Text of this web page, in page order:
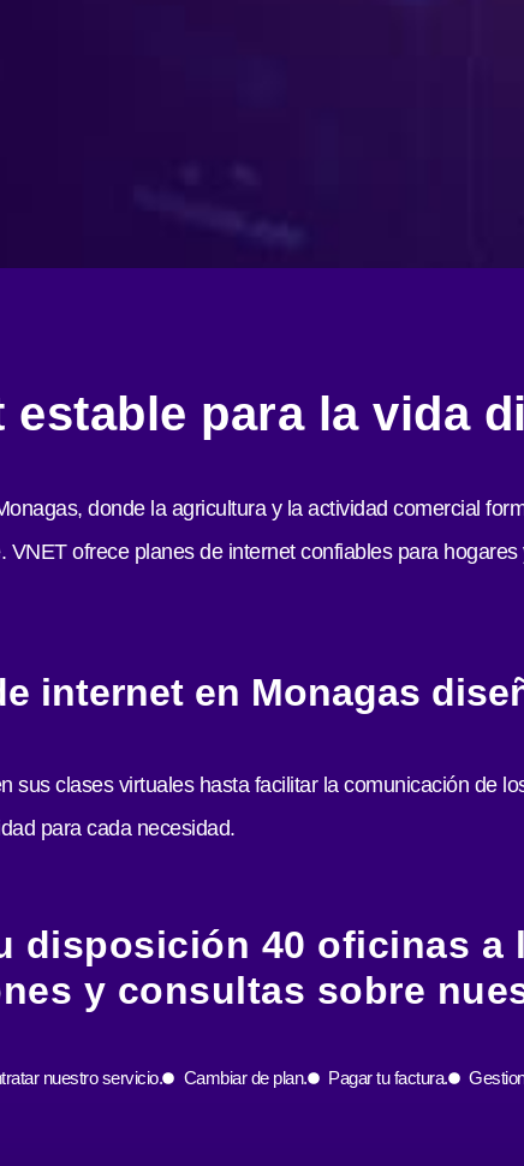
estable para la vida
donde la agricultura y la actividad comercial
VNET ofrece planes de internet confiables para
internet en Monagas
sus clases virtuales hasta facilitar la comunicación de
para cada necesidad.
disposición 40 oficinas
y consultas sobre
nuestro servicio. Cambiar de plan. Pagar tu factura.